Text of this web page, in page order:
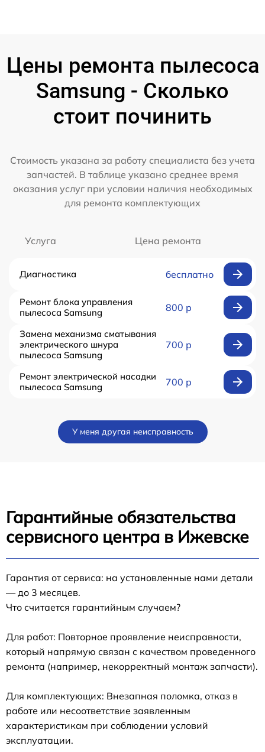
Цены ремонта пылесоса
Samsung - Сколько
стоит починить
Стоимость указана за работу специалиста без учета
запчастей. В таблице указано среднее время
оказания услуг при условии наличия необходимых
для ремонта комплектующих
Услуга Цена ремонта
Диагностика бесплатно
Ремонт блока управления
пылесоса Samsung
800 р
Замена механизма сматывания
электрического шнура
пылесоса Samsung
700 р
Ремонт электрической насадки
пылесоса Samsung
700 р
У меня другая неисправность
Гарантийные обязательства
сервисного центра в Ижевске
Гарантия от сервиса: на установленные нами детали
— до 3 месяцев.
Что считается гарантийным случаем?
Для работ: Повторное проявление неисправности,
который напрямую связан с качеством проведенного
ремонта (например, некорректный монтаж запчасти).
Для комплектующих: Внезапная поломка, отказ в
работе или несоответствие заявленным
характеристикам при соблюдении условий
эксплуатации.